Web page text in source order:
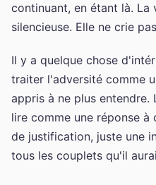
continuant, en étant là. La
silencieuse. Elle ne crie
Il y a quelque chose
traiter l'adversité comme
appris à ne plus
lire comme une réponse
de justification, juste une
tous les couplets qu'il